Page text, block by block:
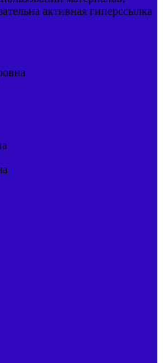
активная гиперссылка